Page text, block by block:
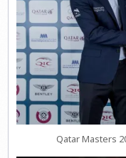
Qatar Masters